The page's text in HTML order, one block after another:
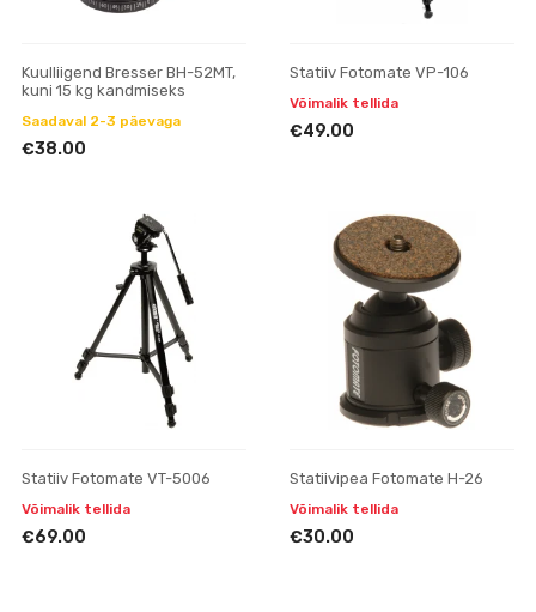
Kuulliigend Bresser BH-52MT,
kuni 15 kg kandmiseks
Saadaval 2-3 päevaga
€38.00
Statiiv Fotomate VP-106
Võimalik tellida
€49.00
Statiiv Fotomate VT-5006
Võimalik tellida
€69.00
Statiivipea Fotomate H-26
Võimalik tellida
€30.00